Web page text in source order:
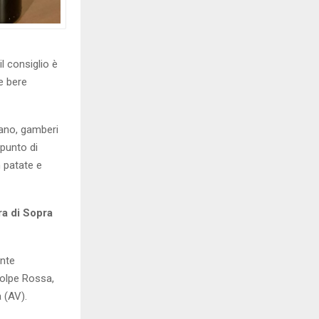
consiglio è
bere
gamberi
di
e
di Sopra
Rossa,